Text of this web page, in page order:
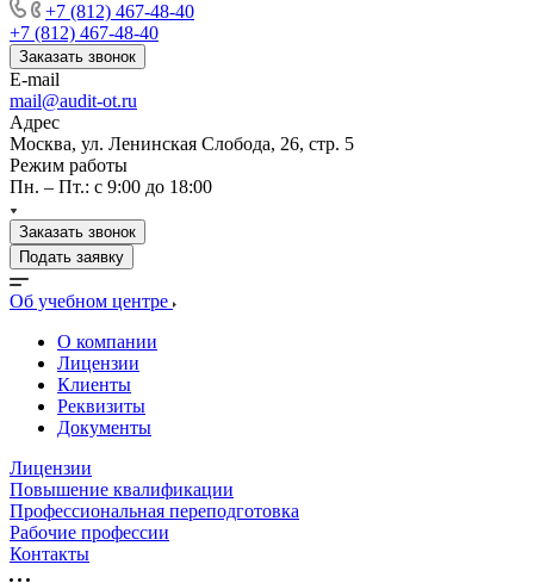
+7 (812) 467-48-40
+7 (812) 467-48-40
Заказать звонок
E-mail
mail@audit-ot.ru
Адрес
Москва, ул. Ленинская Слобода, 26, стр. 5
Режим работы
Пн. – Пт.: с 9:00 до 18:00
Заказать звонок
Подать заявку
Об учебном центре
О компании
Лицензии
Клиенты
Реквизиты
Документы
Лицензии
Повышение квалификации
Профессиональная переподготовка
Рабочие профессии
Контакты